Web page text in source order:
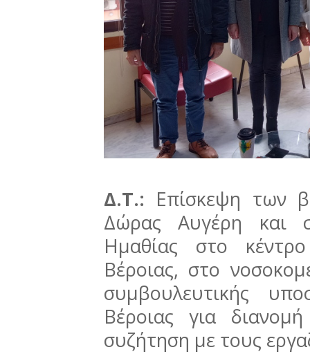
Δ.Τ.: Επίσκεψη των
Δώρας Αυγέρη και
Ημαθίας στο
Βέροιας, στο
συμβουλευτικής
Βέροιας για
συζήτηση με τους